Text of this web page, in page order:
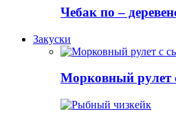
Чебак по –
Закуски
Морковный рулет